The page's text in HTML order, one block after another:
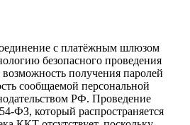
с платёжным шлюзом
безопасного проведения
получения паролей
сообщаемой персональной
РФ. Проведение
ФЗ, который распространяется